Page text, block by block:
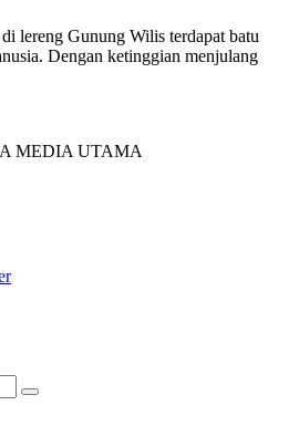
lereng Gunung Wilis terdapat batu
Dengan ketinggian menjulang
MEDIA UTAMA